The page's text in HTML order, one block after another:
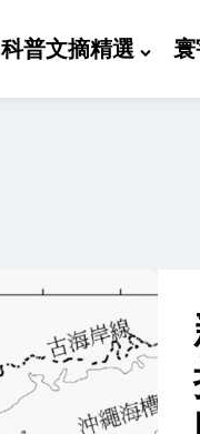
科普文摘精選